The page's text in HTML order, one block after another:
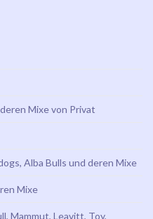
Mixe von Privat
Alba Bulls und deren Mixe
Mixe
Mammut, Leavitt, Toy,